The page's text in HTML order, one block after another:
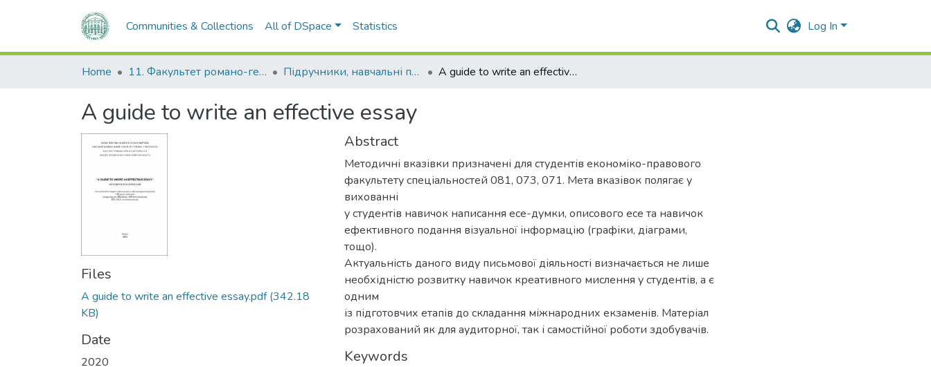
Communities & Collections All of DSpace Statistics Log In
Home 11. Факультет романо-германської філології Підручники, навчальні посібники та інші науково- та навчально-методичні праці РГФ A guide to write an effective essay
A guide to write an effective essay
Files
A guide to write an effective essay.pdf(342.18
KB)
Date
2020
Abstract
Методичні вказівки призначені для студентів економіко-правового
факультету спеціальностей 081, 073, 071. Мета вказівок полягає у
вихованні
у студентів навичок написання есе-думки, описового есе та навичок
ефективного подання візуальної інформацію (графіки, діаграми,
тощо).
Актуальність даного виду письмової діяльності визначається не лише
необхідністю розвитку навичок креативного мислення у студентів, а є
одним
із підготовчих етапів до складання міжнародних екзаменів. Матеріал
розрахований як для аудиторної, так і самостійної роботи здобувачів.
Keywords